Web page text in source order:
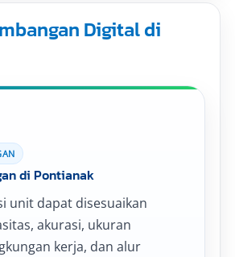
Digital di
di Pontianak
unit dapat disesuaikan
akurasi, ukuran
kerja, dan alur